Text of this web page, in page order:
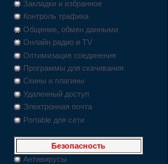
Закладки и избранное
Контроль трафика
Общение, обмен данными
Онлайн радио и TV
Оптимизация соединения
Программы для скачивания
Скины и плагины
Удаленный доступ
Электронная почта
Portable для сети
Безопасность
Антивирусы